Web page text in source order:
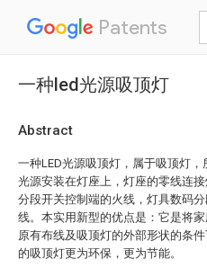
Patents
一种led光源吸顶灯
Abstract
一种LED光源吸顶灯，属于吸顶灯
光源安装在灯座上，灯座的零线连
分段开关控制端的火线，灯具数码
线。本实用新型的优点是：它是将
原有布线及吸顶灯的外部形状的条
的吸顶灯更为环保，更为节能。